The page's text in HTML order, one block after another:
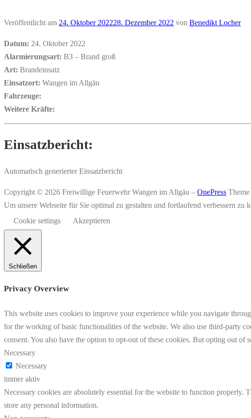
Veröffentlicht am 24. Oktober 202228. Dezember 2022 von Benedikt Locher
Datum: 24. Oktober 2022
Alarmierungsart: B3 – Brand groß
Art: Brandeinsatz
Einsatzort: Wangen im Allgäu
Fahrzeuge:
Weitere Kräfte:
Einsatzbericht:
Automatisch generierter Einsatzbericht
Copyright © 2026 Freiwillige Feuerwehr Wangen im Allgäu – OnePress
Um unsere Webseite für Sie optimal zu gestalten und fortlaufend verbessern
Cookie settings
Akzeptieren
Schließen
Privacy Overview
This website uses cookies to improve your experience while you navigate
for the working of basic functionalities of the website. We also use third-party
consent. You also have the option to opt-out of these cookies. But opting out of
Necessary
Necessary
immer aktiv
Necessary cookies are absolutely essential for the website to function properly.
store any personal information.